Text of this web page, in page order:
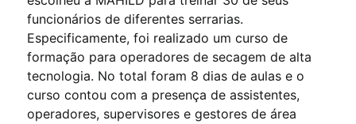
funcionários de diferentes serrarias.
Especificamente, foi realizado um curso de
formação para operadores de secagem de alta
tecnologia. No total foram 8 dias de aulas e o
curso contou com a presença de assistentes,
operadores, supervisores e gestores de área